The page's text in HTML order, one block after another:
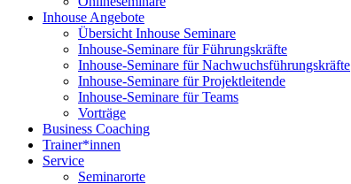
Inhouse Angebote
Übersicht Inhouse Seminare
Inhouse-Seminare für Führungskräfte
Inhouse-Seminare für Nachwuchsführungskräfte
Inhouse-Seminare für Projektleitende
Inhouse-Seminare für Teams
Vorträge
Business Coaching
Trainer*innen
Service
Seminarorte